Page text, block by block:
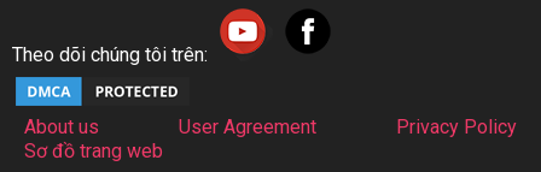
Theo dõi chúng tôi trên:
About us User Agreement
Privacy Policy
Sơ đồ trang web